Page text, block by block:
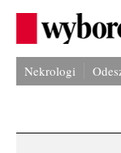
Nekrologi